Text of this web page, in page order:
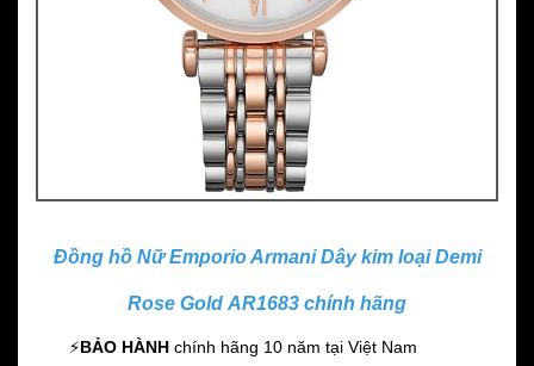
Đồng hồ Nữ Emporio Armani Dây kim loại Demi
Rose Gold AR1683 chính hãng
⚡️BẢO HÀNH chính hãng 10 năm tại Việt Nam